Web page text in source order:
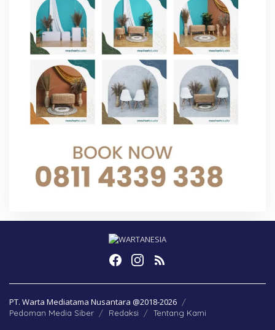
PT. Warta Mediatama Nusantara @2018-2026
Pedoman Media Siber Redaksi Tentang Kami